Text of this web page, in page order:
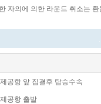
자의에 의한 라운드 취소는
공항 앞 집결후 탑승수속
공항 출발